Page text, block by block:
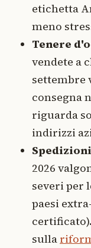
etichetta
meno
Tenere
vendete a
settembre
consegna
riguarda
indirizzi
2026
severi per
paesi
sulla